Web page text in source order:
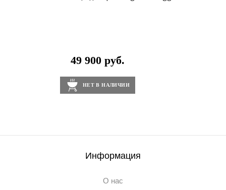
49 900 руб.
НЕТ В НАЛИЧИИ
Информация
О нас